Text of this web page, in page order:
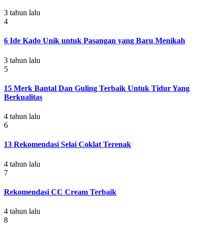
3 tahun lalu
4
6 Ide Kado Unik untuk Pasangan yang Baru Menikah
3 tahun lalu
5
15 Merk Bantal Dan Guling Terbaik Untuk Tidur Yang
Berkualitas
4 tahun lalu
6
13 Rekomendasi Selai Coklat Terenak
4 tahun lalu
7
Rekomendasi CC Cream Terbaik
4 tahun lalu
8